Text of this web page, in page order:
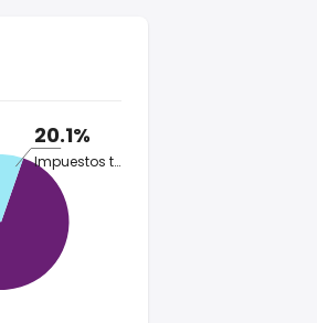
20.1%
Impuestos totales